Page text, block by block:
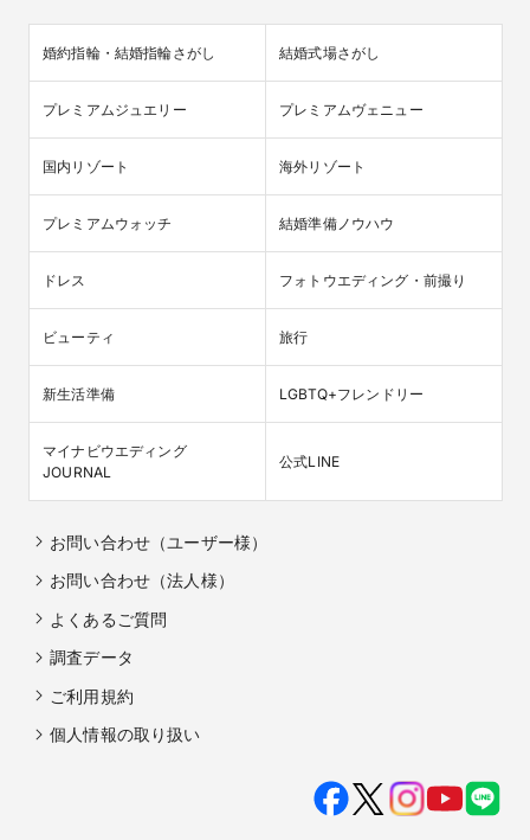
婚約指輪・結婚指輪さがし 結婚式場さがし
プレミアムジュエリー プレミアムヴェニュー
国内リゾート 海外リゾート
プレミアムウォッチ 結婚準備ノウハウ
ドレス フォトウエディング・前撮り
ビューティ 旅行
新生活準備 LGBTQ+フレンドリー
マイナビウエディング
JOURNAL
公式LINE
お問い合わせ（ユーザー様）
お問い合わせ（法人様）
よくあるご質問
調査データ
ご利用規約
個人情報の取り扱い